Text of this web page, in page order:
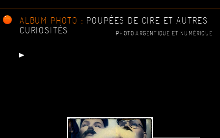
ALBUM PHOTO : POUPÉES DE CIRE ET AUTRES
CURIOSITÉS
PHOTO ARGENTIQUE ET NUMÉRIQUE